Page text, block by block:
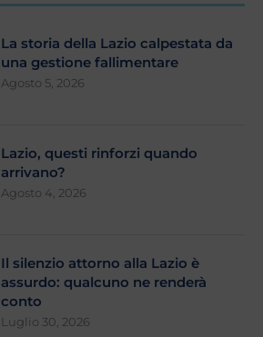
La storia della Lazio calpestata da
una gestione fallimentare
Agosto 5, 2026
Lazio, questi rinforzi quando
arrivano?
Agosto 4, 2026
Il silenzio attorno alla Lazio è
assurdo: qualcuno ne renderà
conto
Luglio 30, 2026